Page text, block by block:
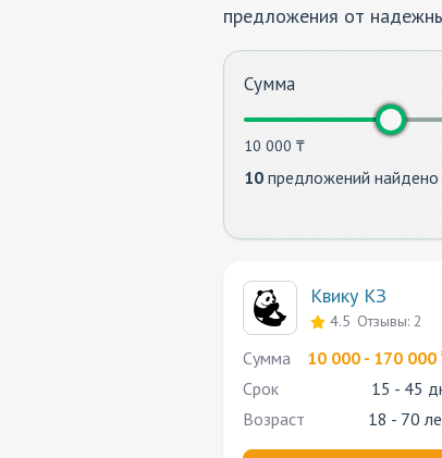
предложения от
ставки и удобные
Получите деньги
Сумма
10 000 ₸
10 предложений найдено
Квику КЗ
4.5 Отзывы: 2
Сумма
10 000 - 170 000
Срок
15 - 45
Возраст
18 - 70